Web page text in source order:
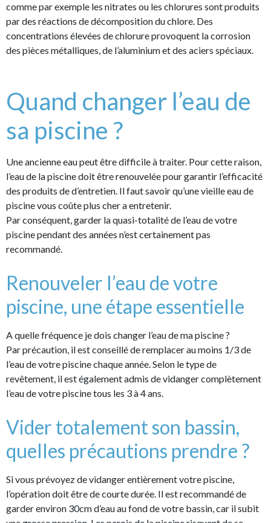
comme par exemple les nitrates ou les chlorures sont produits
par des réactions de décomposition du chlore. Des
concentrations élevées de chlorure provoquent la corrosion
des pièces métalliques, de l’aluminium et des aciers spéciaux.
Quand changer l’eau de
sa piscine ?
Une ancienne eau peut être difficile à traiter. Pour cette raison,
l’eau de la piscine doit être renouvelée pour garantir l’efficacité
des produits de d’entretien. Il faut savoir qu’une vieille eau de
piscine vous coûte plus cher a entretenir.
Par conséquent, garder la quasi-totalité de l’eau de votre
piscine pendant des années n’est certainement pas
recommandé.
Renouveler l’eau de votre
piscine, une étape essentielle
A quelle fréquence je dois changer l’eau de ma piscine ?
Par précaution, il est conseillé de remplacer au moins 1/3 de
l’eau de votre piscine chaque année. Selon le type de
revêtement, il est également admis de vidanger complètement
l’eau de votre piscine tous les 3 à 4 ans.
Vider totalement son bassin,
quelles précautions prendre ?
Si vous prévoyez de vidanger entièrement votre piscine,
l’opération doit être de courte durée. Il est recommandé de
garder environ 30cm d’eau au fond de votre bassin, car il subit